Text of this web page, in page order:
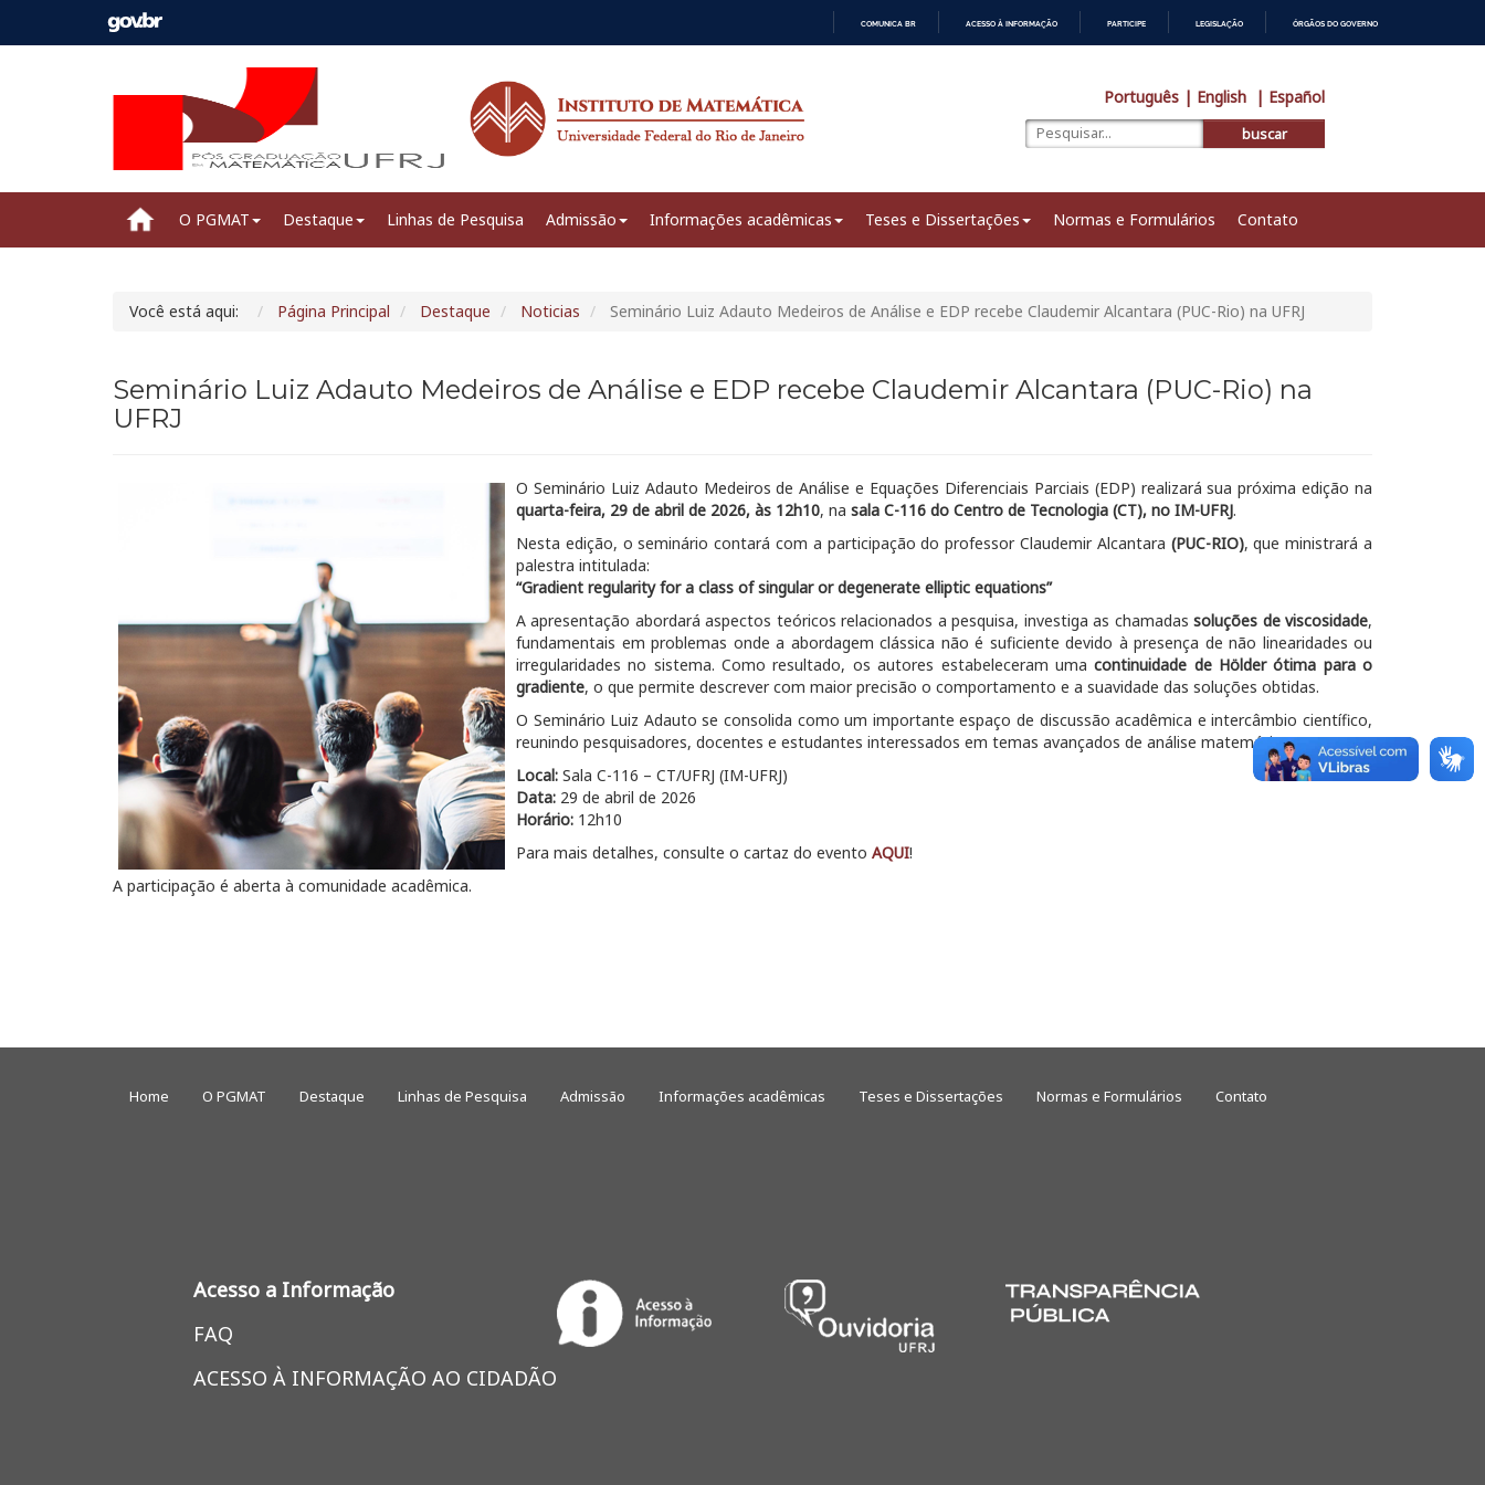
CONTEÚDO
COMUNICA BR ACESSO À INFORMAÇÃO PARTICIPE LEGISLAÇÃO ÓRGÃOS DO GOVERNO
Português | English | Español
buscar
O PGMAT Destaque Linhas de Pesquisa Admissão Informações acadêmicas Teses e Dissertações Normas e Formulários Contato
Você está aqui: Página Principal Destaque Noticias Seminário Luiz Adauto Medeiros de Análise e EDP recebe Claudemir Alcantara (PUC-Rio) na UFRJ
Seminário Luiz Adauto Medeiros de Análise e EDP recebe Claudemir Alcantara (PUC-Rio) na
UFRJ
O Seminário Luiz Adauto Medeiros de Análise e Equações Diferenciais Parciais (EDP) realizará sua próxima edição na
quarta-feira, 29 de abril de 2026, às 12h10, na sala C-116 do Centro de Tecnologia (CT), no IM-UFRJ.
Nesta edição, o seminário contará com a participação do professor Claudemir Alcantara (PUC-RIO), que ministrará a
palestra intitulada:
“Gradient regularity for a class of singular or degenerate elliptic equations”
A apresentação abordará aspectos teóricos relacionados a pesquisa, investiga as chamadassoluções de viscosidade,
fundamentais em problemas onde a abordagem clássica não é suficiente devido à presença de não linearidades ou
irregularidades no sistema. Como resultado, os autores estabeleceram umacontinuidade de Hölder ótima para o
gradiente, o que permite descrever com maior precisão o comportamento e a suavidade das soluções obtidas.
O Seminário Luiz Adauto se consolida como um importante espaço de discussão acadêmica e intercâmbio científico,
reunindo pesquisadores, docentes e estudantes interessados em temas avançados de análise matemática e EDP.
Local: Sala C-116 – CT/UFRJ (IM-UFRJ)
Data: 29 de abril de 2026
Horário: 12h10
Para mais detalhes, consulte o cartaz do evento AQUI!
A participação é aberta à comunidade acadêmica.
Home O PGMAT Destaque Linhas de Pesquisa Admissão Informações acadêmicas Teses e Dissertações Normas e Formulários Contato
Acesso a Informação
FAQ
ACESSO À INFORMAÇÃO AO CIDADÃO